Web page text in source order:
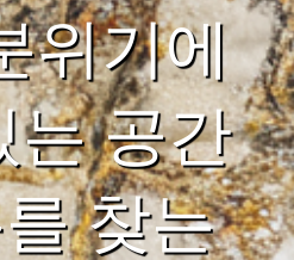
위기에
는 공간
찾는